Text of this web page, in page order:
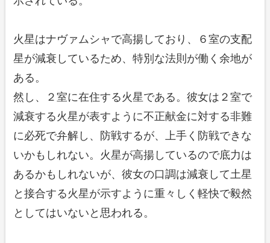
火星はナヴァムシャで高揚しており、６室の支配
星が減衰しているため、特別な法則が働く余地が
ある。
然し、２室に在住する火星である。彼女は２室で
減衰する火星が表すように不正献金に対する非難
に必死で弁解し、防戦するが、上手く防戦できな
いかもしれない。火星が高揚しているので底力は
あるかもしれないが、彼女の口調は減衰して土星
と接合する火星が示すように重々しく軽快で毅然
としてはいないと思われる。